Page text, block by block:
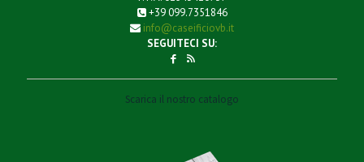
+39 099.7351846
info@caseificiovb.it
SEGUITECI SU:
Scarica il nostro catalogo